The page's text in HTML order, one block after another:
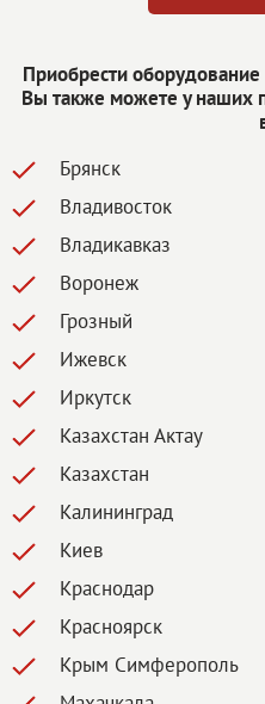
Приобрести
Вы также можете у наших
Брянск
Владивосток
Владикавказ
Воронеж
Грозный
Ижевск
Иркутск
Казахстан Актау
Казахстан
Калининград
Киев
Краснодар
Красноярск
Крым Симферополь